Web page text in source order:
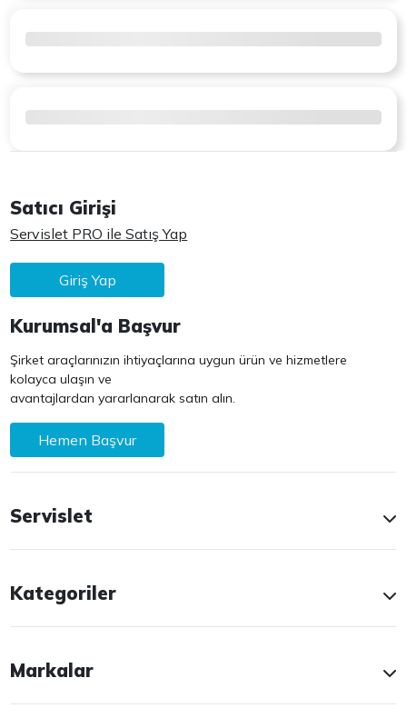
Satıcı Girişi
Servislet PRO ile Satış Yap
Giriş Yap
Kurumsal'a Başvur
Şirket araçlarınızın ihtiyaçlarına uygun ürün ve hizmetlere
kolayca ulaşın ve
avantajlardan yararlanarak satın alın.
Hemen Başvur
Servislet
Kategoriler
Markalar